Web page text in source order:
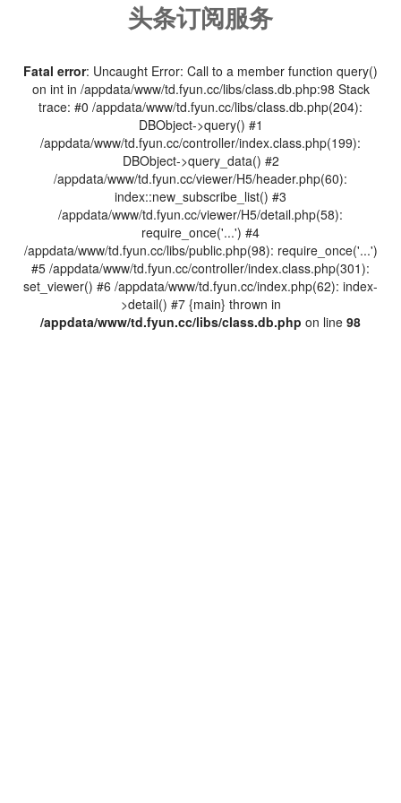
头条订阅服务
Fatal error: Uncaught Error: Call to a member function query()
on int in /appdata/www/td.fyun.cc/libs/class.db.php:98 Stack
trace: #0 /appdata/www/td.fyun.cc/libs/class.db.php(204):
DBObject->query() #1
/appdata/www/td.fyun.cc/controller/index.class.php(199):
DBObject->query_data() #2
/appdata/www/td.fyun.cc/viewer/H5/header.php(60):
index::new_subscribe_list() #3
/appdata/www/td.fyun.cc/viewer/H5/detail.php(58):
require_once('...') #4
/appdata/www/td.fyun.cc/libs/public.php(98): require_once('...')
#5 /appdata/www/td.fyun.cc/controller/index.class.php(301):
set_viewer() #6 /appdata/www/td.fyun.cc/index.php(62): index-
>detail() #7 {main} thrown in
/appdata/www/td.fyun.cc/libs/class.db.php on line 98